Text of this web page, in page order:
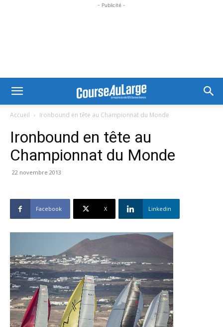
- Publicité -
Accueil Ironbound en tête au Championnat du Monde
Ironbound en tête au
Championnat du Monde
22 novembre 2013
Facebook X Linkedin